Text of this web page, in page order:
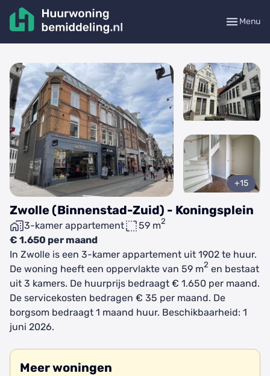
Menu
Zwolle (Binnenstad-Zuid) - Koningsplein
3-kamer appartement 59 m2
€ 1.650 per maand
+15
In Zwolle is een 3-kamer appartement uit 1902 te huur.
De woning heeft een oppervlakte van 59 m2 en bestaat
uit 3 kamers. De huurprijs bedraagt € 1.650 per maand.
De servicekosten bedragen € 35 per maand. De
borgsom bedraagt 1 maand huur. Beschikbaarheid: 1
juni 2026.
Meer woningen